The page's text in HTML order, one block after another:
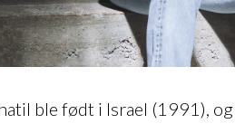
ble født i Israel (1991),